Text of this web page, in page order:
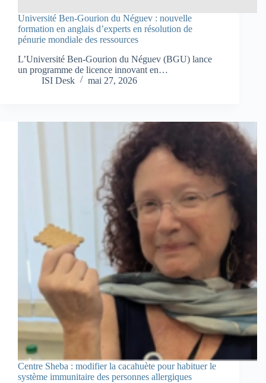
Université Ben-Gourion du Néguev : nouvelle
formation en anglais d’experts en résolution de
pénurie mondiale des ressources
L’Université Ben-Gourion du Néguev (BGU) lance
un programme de licence innovant en…
ISI Desk
mai 27, 2026
Centre Sheba : modifier la cacahuète pour habituer le
système immunitaire des personnes allergiques